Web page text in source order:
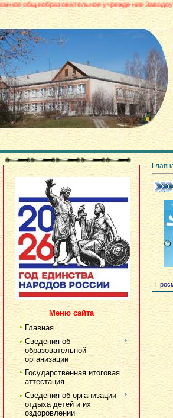
учреждение Заводоуковского
Меню сайта
Главная
Сведения об
образовательной
организации
Государственная итоговая
аттестация
Сведения об организации
отдыха детей и их
оздоровлении